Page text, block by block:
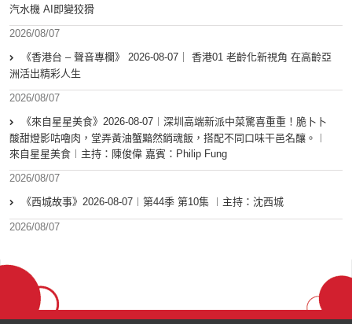
汽水機 AI即變狡猾
2026/08/07
《香港台 – 聲音專欄》 2026-08-07｜ 香港01 老齡化新視角 在高齡亞
洲活出精彩人生
2026/08/07
《來自星星美食》2026-08-07︱深圳高端新派中菜驚喜重重！脆卜卜
酸甜燈影咕嚕肉，堂弄黃油蟹黯然銷魂飯，搭配不同口味干邑名釀。︱
來自星星美食︱主持：陳俊偉 嘉賓：Philip Fung
2026/08/07
《西城故事》2026-08-07︱第44季 第10集 ︱主持：沈西城
2026/08/07